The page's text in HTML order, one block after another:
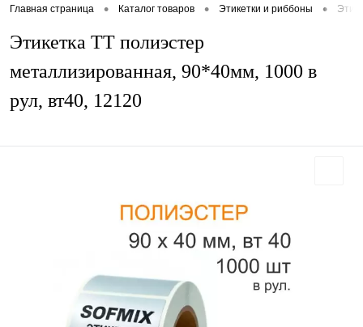
Главная страница • Каталог товаров • Этикетки и риббоны •
Этикетка ТТ полиэстер
металлизированная, 90*40мм, 1000 в
рул, вт40, 12120